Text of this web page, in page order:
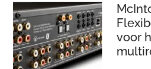
Adaptive
noise
cancelling
voor